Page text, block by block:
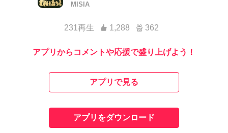
MISIA
231再生 1,288 362
アプリからコメントや応援で盛り上げよう！
アプリで見る
アプリをダウンロード